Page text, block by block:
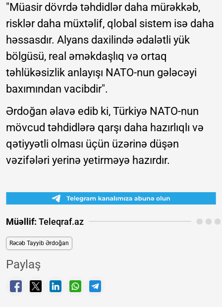
"Müasir dövrdə təhdidlər daha mürəkkəb,
risklər daha müxtəlif, qlobal sistem isə daha
həssasdır. Alyans daxilində ədalətli yük
bölgüsü, real əməkdaşlıq və ortaq
təhlükəsizlik anlayışı NATO-nun gələcəyi
baxımından vacibdir".
Ərdoğan əlavə edib ki, Türkiyə NATO-nun
mövcud təhdidlərə qarşı daha hazırlıqlı və
qətiyyətli olması üçün üzərinə düşən
vəzifələri yerinə yetirməyə hazırdır.
Müəllif: Teleqraf.az
Rəcəb Tayyib Ərdoğan
Paylaş